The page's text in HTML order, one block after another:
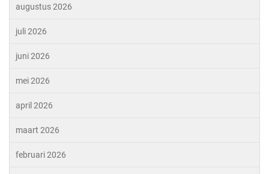
augustus 2026
juli 2026
juni 2026
mei 2026
april 2026
maart 2026
februari 2026